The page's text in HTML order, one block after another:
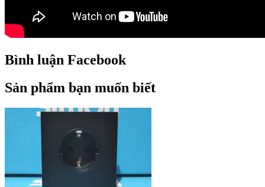
Bình luận Facebook
Sản phẩm bạn muốn biết